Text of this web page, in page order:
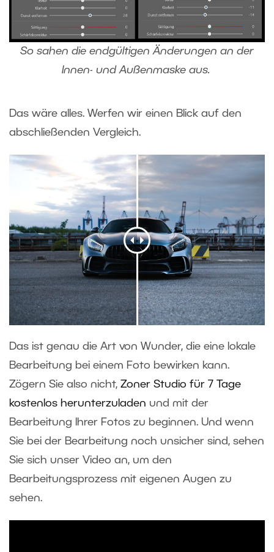
So sahen die endgültigen Änderungen an der
Innen- und Außenmaske aus.
Das wäre alles. Werfen wir einen Blick auf den
abschließenden Vergleich.
Das ist genau die Art von Wunder, die eine lokale
Bearbeitung bei einem Foto bewirken kann.
Zögern Sie also nicht, Zoner Studio für 7 Tage
kostenlos herunterzuladen und mit der
Bearbeitung Ihrer Fotos zu beginnen. Und wenn
Sie bei der Bearbeitung noch unsicher sind, sehen
Sie sich unser Video an, um den
Bearbeitungsprozess mit eigenen Augen zu
sehen.